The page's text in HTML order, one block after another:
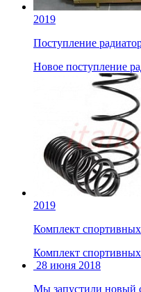
2019
Поступление
Новое поступление
2019
Комплект
Комплект
28 июня 2018
Мы запустили новый